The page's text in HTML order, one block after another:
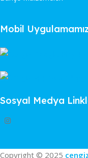
Mobil
Sosyal Medya
Copyright © 2025